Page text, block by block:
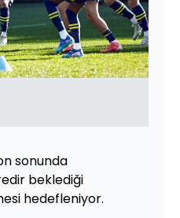
sonunda
beklediği
hedefleniyor.